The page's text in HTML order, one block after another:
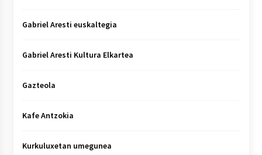
Gabriel Aresti euskaltegia
Gabriel Aresti Kultura Elkartea
Gazteola
Kafe Antzokia
Kurkuluxetan umegunea